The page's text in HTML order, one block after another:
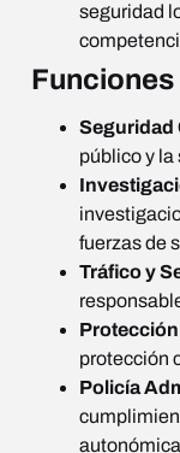
seguridad
Seguridad
público y la
fuerzas de
Tráfico y
protección
Policía